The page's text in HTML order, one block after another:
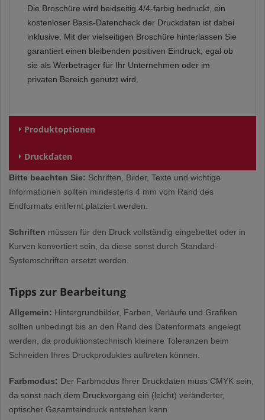
Die Broschüre wird beidseitig 4/4-farbig bedruckt, ein
kostenloser Basis-Datencheck der Druckdaten ist dabei
inklusive. Mit der vielseitigen Broschüre hinterlassen Sie
garantiert einen bleibenden positiven Eindruck, egal ob
sie als Werbeträger für Ihr Unternehmen oder im
privaten Bereich genutzt wird.
Produktoptionen
Druckdaten
Bitte beachten Sie: Schriften, Bilder, Texte und wichtige
Informationen sollten mindestens 4 mm vom Rand des
Endformats entfernt platziert werden.
Schriften müssen für den Druck vollständig eingebettet oder in
Kurven konvertiert sein, da diese sonst durch Standard-
Systemschriften ersetzt werden.
Tipps zur Bearbeitung
Allgemein: Hintergrundbilder, Farben, Verläufe und Grafiken
sollten unbedingt bis an den Rand des Datenformats angelegt
werden, da produktionstechnisch kleinere Toleranzen beim
Schneiden Ihres Druckproduktes auftreten können.
Farbmodus: Der Farbmodus Ihrer Druckdaten muss CMYK sein,
da sonst nach dem Druckvorgang ein (leicht) veränderter,
optischer Gesamteindruck entstehen kann.